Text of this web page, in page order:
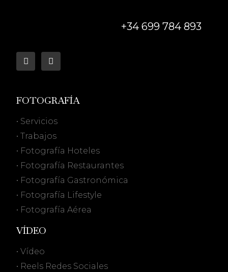
+34 699 784 893
FOTOGRAFÍA
• Servicios
• Trabajos
• Fotografía Hoteles
• Fotografía Restaurantes
• Fotografía Gastronómica
• Fotografía Lifestyle
• Fotografía Aérea
VÍDEO
• Vídeo
• Reels Redes Sociales